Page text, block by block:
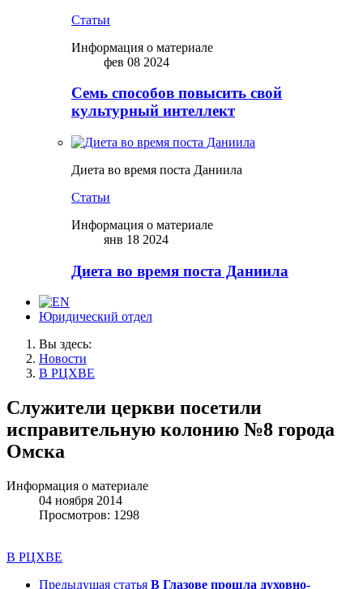
Статьи
Информация о материале
фев 08 2024
Семь способов повысить свой
культурный интеллект
Диета во время поста Даниила
Статьи
Информация о материале
янв 18 2024
Диета во время поста Даниила
Юридический отдел
Вы здесь:
Новости
В РЦХВЕ
Служители церкви посетили
исправительную колонию №8 города
Омска
Информация о материале
04 ноября 2014
Просмотров: 1298
В РЦХВЕ
Предыдущая статья В Глазове прошла духовно-